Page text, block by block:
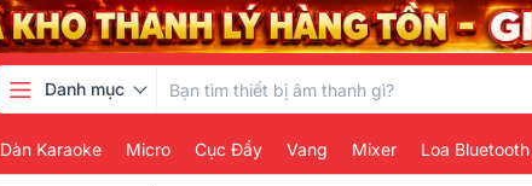
Danh mục
Dàn Karaoke Micro Cục Đẩy Vang Mixer Loa Bluetooth